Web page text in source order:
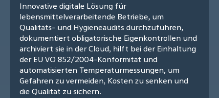
Innovative digitale Lösung für
lebensmittelverarbeitende Betriebe, um
Qualitäts- und Hygieneaudits durchzuführen,
dokumentiert obligatorische Eigenkontrollen und
archiviert sie in der Cloud, hilft bei der Einhaltung
der EU VO 852/2004-Konformität und
automatisierten Temperaturmessungen, um
Gefahren zu vermeiden, Kosten zu senken und
die Qualität zu sichern.